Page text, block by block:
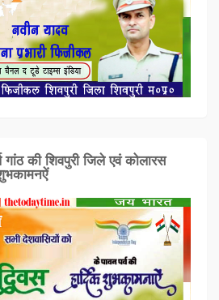
गांठ की शिवपुरी जिले एवं कोलारस
शुभकामनऐं